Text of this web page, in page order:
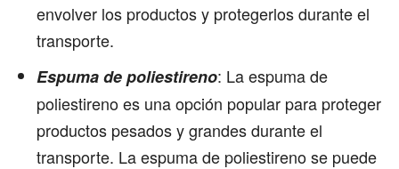
envolver los productos y protegerlos durante el
transporte.
Espuma de poliestireno: La espuma de
poliestireno es una opción popular para proteger
productos pesados y grandes durante el
transporte. La espuma de poliestireno se puede